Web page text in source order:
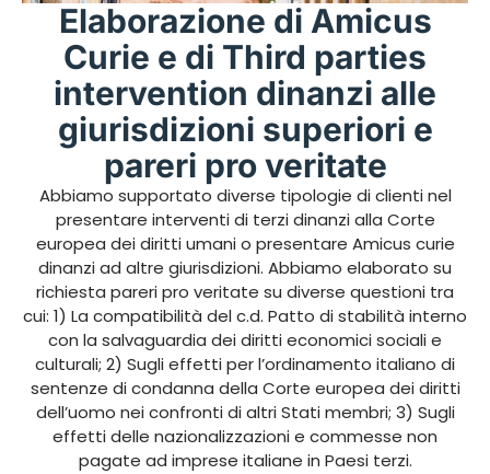
Elaborazione di Amicus
Curie e di Third parties
intervention dinanzi alle
giurisdizioni superiori e
pareri pro veritate
Abbiamo supportato diverse tipologie di clienti nel
presentare interventi di terzi dinanzi alla Corte
europea dei diritti umani o presentare Amicus curie
dinanzi ad altre giurisdizioni. Abbiamo elaborato su
richiesta pareri pro veritate su diverse questioni tra
cui: 1) La compatibilità del c.d. Patto di stabilità interno
con la salvaguardia dei diritti economici sociali e
culturali; 2) Sugli effetti per l’ordinamento italiano di
sentenze di condanna della Corte europea dei diritti
dell’uomo nei confronti di altri Stati membri; 3) Sugli
effetti delle nazionalizzazioni e commesse non
pagate ad imprese italiane in Paesi terzi.